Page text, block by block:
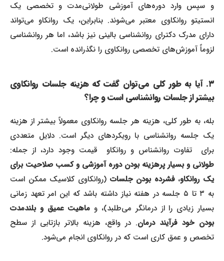
و سپس وارد دوره‌های آموزشی طولانی‌مدت و تخصصی یک
انستیتو روانکاوی معتبر می‌شوند. بنابراین، یک روانکاو می‌تواند
دارای مدرک دکترای روانشناسی بالینی نیز باشد، اما هر روانشناسی
لزوماً آموزش‌های تخصصی روانکاوی را نگذرانده است.
۳. آیا به طور کلی می‌توان گفت که هزینه جلسات روانکاوی
بیشتر از جلسات روانشناسی است و چرا؟
بله، به طور کلی، هزینه هر جلسه روانکاوی معمولاً بیشتر از هزینه
یک جلسه روانشناسی با رویکردهای دیگر است. دلایل متعددی
برای تفاوت روانشناس و روانکاو قیمت وجود دارد، از جمله:
طولانی و بسیار پرهزینه بودن دوره آموزشی و کسب صلاحیت برای
یک روانکاو،فشرده بودن جلسات(روانکاوی کلاسیک ممکن است
به ۳ تا ۵ جلسه در هفته نیاز داشته باشد که این امر تعهد زمانی
بسیار زیادی را از درمانگر می‌طلبد)، و ماهیت عمیق و بلندمدت
بودن خود فرآیند درمان. در واقع، هزینه بالاتر بازتابی از سطح
تخصص و عمق کاری است که در روانکاوی انجام می‌شود.